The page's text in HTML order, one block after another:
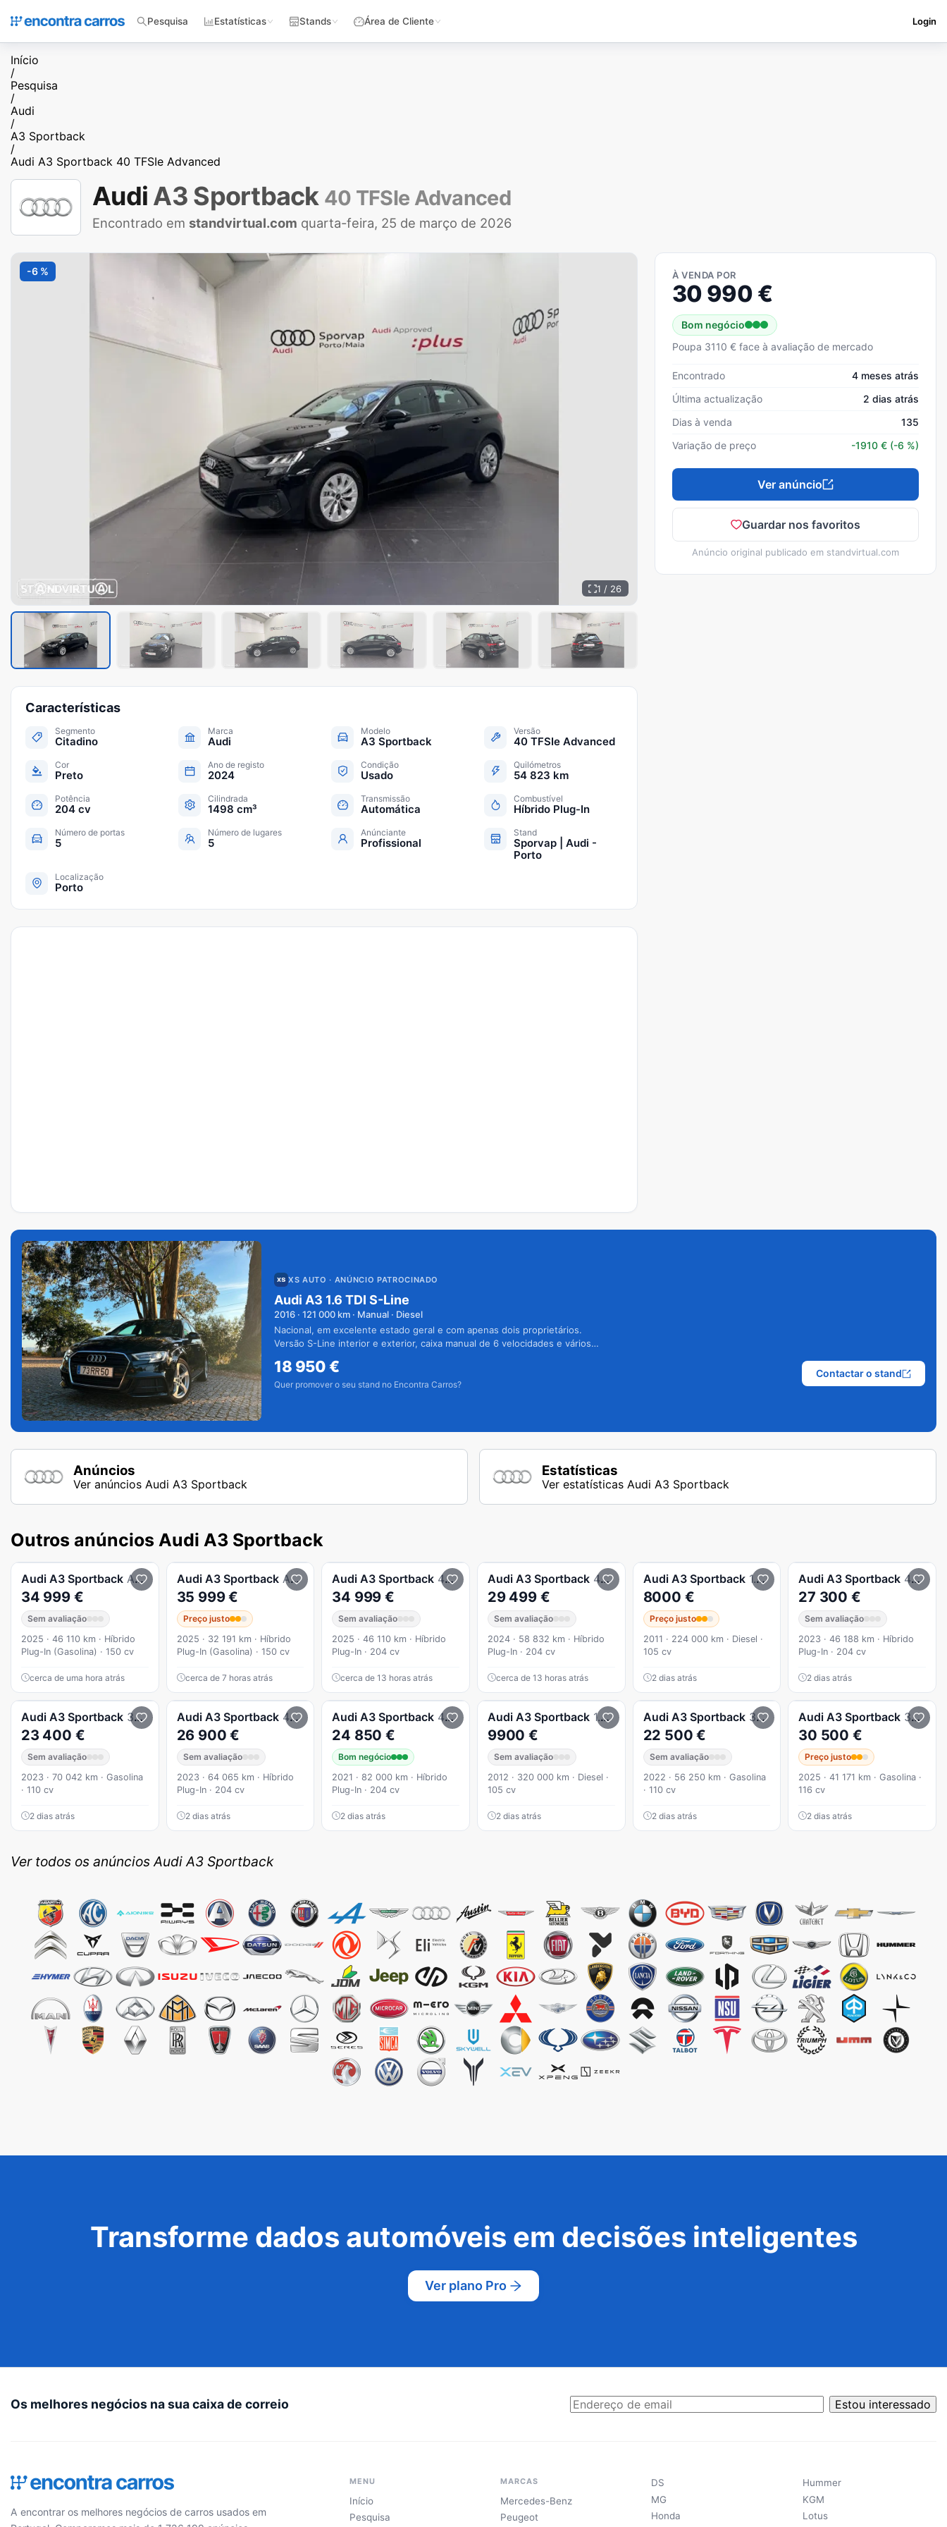
Pesquisa Estatísticas Stands Área de Cliente Login
Início
/
Pesquisa
/
Audi
/
A3 Sportback
/
Audi A3 Sportback 40 TFSIe Advanced
Audi A3 Sportback 40 TFSIe Advanced
Encontrado em standvirtual.com quarta-feira, 25 de março de 2026
-6 %
1 / 26
À VENDA POR
30 990 €
Bom negócio
Poupa 3110 € face à avaliação de mercado
Encontrado
4 meses atrás
Última actualização
2 dias atrás
Dias à venda
135
Variação de preço
-1910 € (-6 %)
Ver anúncio
Guardar nos favoritos
Anúncio original publicado em standvirtual.com
Características
Segmento
Citadino
Marca
Audi
Modelo
A3 Sportback
Versão
40 TFSIe Advanced
Cor
Preto
Ano de registo
2024
Condição
Usado
Quilómetros
54 823 km
Potência
204 cv
Cilindrada
1498 cm³
Transmissão
Automática
Combustível
Híbrido Plug-In
Número de portas
5
Número de lugares
5
Anúnciante
Profissional
Stand
Sporvap | Audi -
Porto
Localização
Porto
XS AUTO · ANÚNCIO PATROCINADO
Audi A3 1.6 TDI S-Line
2016 · 121 000 km · Manual · Diesel
Nacional, em excelente estado geral e com apenas dois proprietários.
Versão S-Line interior e exterior, caixa manual de 6 velocidades e vários
18 950€
Quer promover o seu stand no Encontra Carros?
Contactar o stand
Anúncios
Ver anúncios Audi A3 Sportback
Estatísticas
Ver estatísticas Audi A3 Sportback
Outros anúncios Audi A3 Sportback
Audi A3 Sportback A3 Sb 40 Tfsie Advanced
34 999 €
Sem avaliação
2025 · 46 110 km · Híbrido
Plug-In (Gasolina) · 150 cv
cerca de uma hora atrás
Audi A3 Sportback A3 Sb 40 Tfsie Advanced
35 999 €
Preço justo
2025 · 32 191 km · Híbrido
Plug-In (Gasolina) · 150 cv
cerca de 7 horas atrás
Audi A3 Sportback 40 TFSIe Advanced
34 999 €
Sem avaliação
2025 · 46 110 km · Híbrido
Plug-In · 204 cv
cerca de 13 horas atrás
Audi A3 Sportback 40 TFSIe Advanced
29 499 €
Sem avaliação
2024 · 58 832 km · Híbrido
Plug-In · 204 cv
cerca de 13 horas atrás
Audi A3 Sportback 1.6 TDI Attraction
8000 €
Preço justo
2011 · 224 000 km · Diesel ·
105 cv
2 dias atrás
Audi A3 Sportback 40 TFSIe
27 300 €
Sem avaliação
2023 · 46 188 km · Híbrido
Plug-In · 204 cv
2 dias atrás
Audi A3 Sportback 30 TFSI Advanced S-Tronic
23 400 €
Sem avaliação
2023 · 70 042 km · Gasolina
· 110 cv
2 dias atrás
Audi A3 Sportback 40 TFSIe Advanced
26 900 €
Sem avaliação
2023 · 64 065 km · Híbrido
Plug-In · 204 cv
2 dias atrás
Audi A3 Sportback 40 TFSIe Advanced
24 850 €
Bom negócio
2021 · 82 000 km · Híbrido
Plug-In · 204 cv
2 dias atrás
Audi A3 Sportback 1.6 TDI S-line S tronic
9900 €
Sem avaliação
2012 · 320 000 km · Diesel ·
105 cv
2 dias atrás
Audi A3 Sportback 30 TFSI
22 500 €
Sem avaliação
2022 · 56 250 km · Gasolina
· 110 cv
2 dias atrás
Audi A3 Sportback 30 TFSI Advanced S tronic
30 500 €
Preço justo
2025 · 41 171 km · Gasolina ·
116 cv
2 dias atrás
Ver todos os anúncios Audi A3 Sportback
Transforme dados automóveis em decisões inteligentes
Ver plano Pro
Os melhores negócios na sua caixa de correio Estou interessado
A encontrar os melhores negócios de carros usados em
MENU
Início
Pesquisa
MARCAS
Mercedes-Benz
Peugeot
DS
MG
Honda
Hummer
KGM
Lotus